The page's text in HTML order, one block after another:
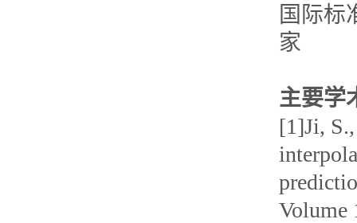
国际标
家
主要学
[1]Ji,
Volume